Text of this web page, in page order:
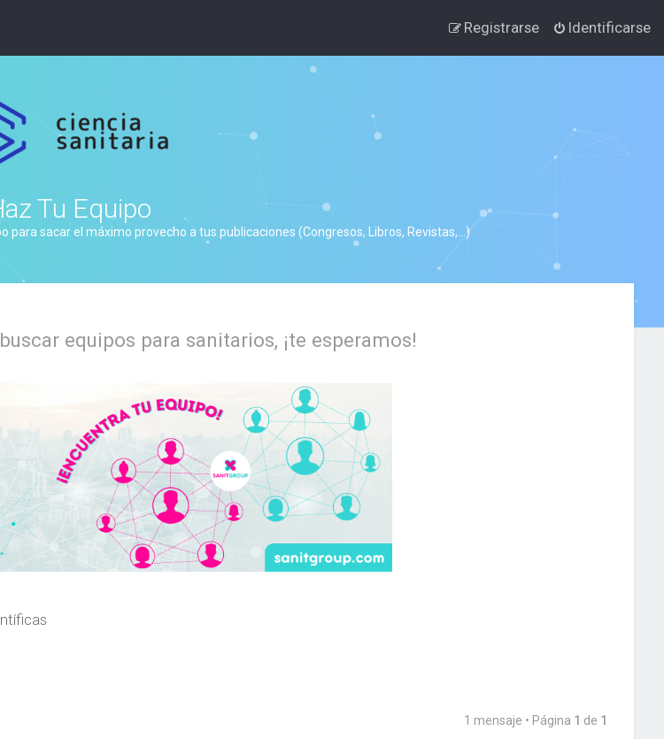
Identificarse
Registrarse
Tu Equipo
para sacar el máximo provecho a tus publicaciones (Congresos, Libros, Revistas,...)
equipos para sanitarios, ¡te esperamos!
1 mensaje • Página 1 de 1